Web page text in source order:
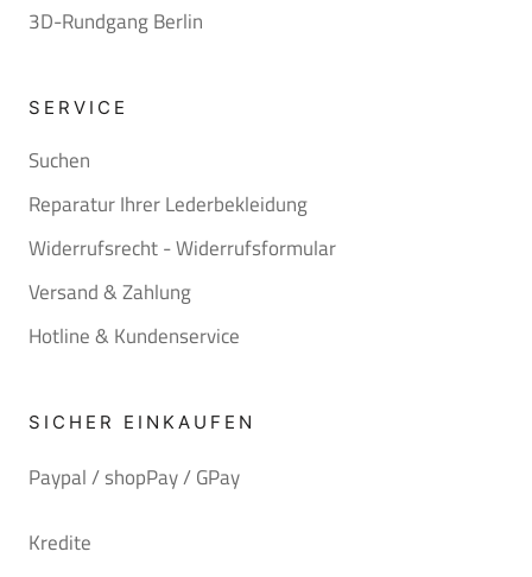
3D-Rundgang Berlin
SERVICE
Suchen
Reparatur Ihrer Lederbekleidung
Widerrufsrecht - Widerrufsformular
Versand & Zahlung
Hotline & Kundenservice
SICHER EINKAUFEN
Paypal / shopPay / GPay
Kredite